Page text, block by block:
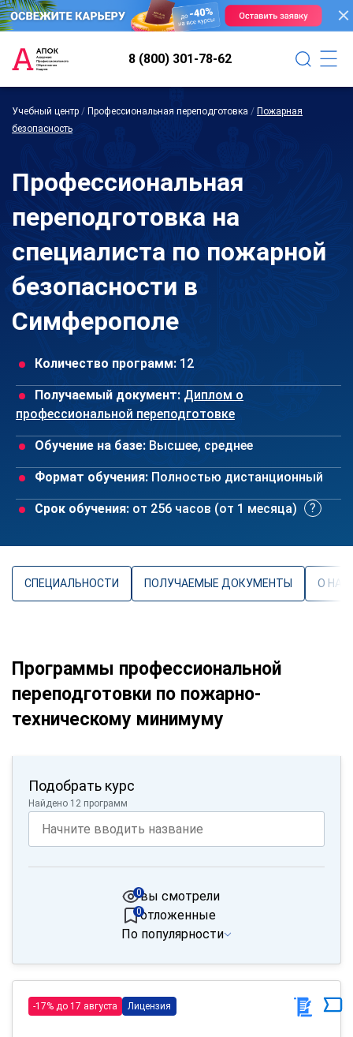
8 (800) 301-78-62
Учебный центр / Профессиональная переподготовка / Пожарная
безопасность
Профессиональная
переподготовка на
специалиста по пожарной
безопасности в
Симферополе
Количество программ: 12
Получаемый документ: Диплом о
профессиональной переподготовке
Обучение на базе: Высшее, среднее
Формат обучения: Полностью дистанционный
Срок обучения: от 256 часов (от 1 месяца)
СПЕЦИАЛЬНОСТИ ПОЛУЧАЕМЫЕ ДОКУМЕНТЫ О
Программы профессиональной
переподготовки по пожарно-
техническому минимуму
Подобрать курс
Найдено 12 программ
вы смотрели
0
отложенные
0
По популярности
-17% до 17 августа Лицензия